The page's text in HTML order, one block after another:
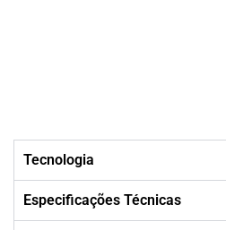
Tecnologia
Especificações Técnicas